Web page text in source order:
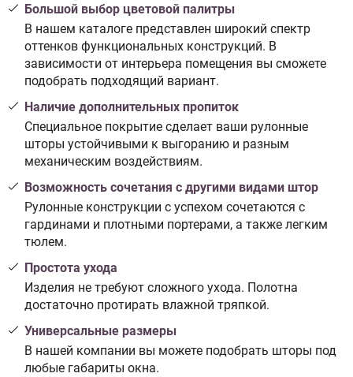
Большой выбор цветовой палитры
В нашем каталоге представлен широкий спектр
оттенков функциональных конструкций. В
зависимости от интерьера помещения вы сможете
подобрать подходящий вариант.
Наличие дополнительных пропиток
Специальное покрытие сделает ваши рулонные
шторы устойчивыми к выгоранию и разным
механическим воздействиям.
Возможность сочетания с другими видами штор
Рулонные конструкции с успехом сочетаются с
гардинами и плотными портерами, а также легким
тюлем.
Простота ухода
Изделия не требуют сложного ухода. Полотна
достаточно протирать влажной тряпкой.
Универсальные размеры
В нашей компании вы можете подобрать шторы под
любые габариты окна.